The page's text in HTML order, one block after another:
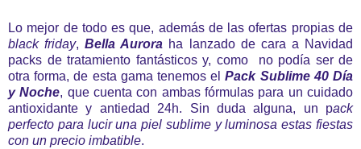
Lo mejor de todo es que, además de las ofertas propias de
black friday,Bella Aurora ha lanzado de cara a Navidad
packs de tratamiento fantásticos y, como no podía ser de
otra forma, de esta gama tenemos elPack Sublime 40 Día
y Noche, que cuenta con ambas fórmulas para un cuidado
antioxidante y antiedad 24h. Sin duda alguna, un pack
perfecto para lucir una piel sublime y luminosa estas fiestas
con un precio imbatible.